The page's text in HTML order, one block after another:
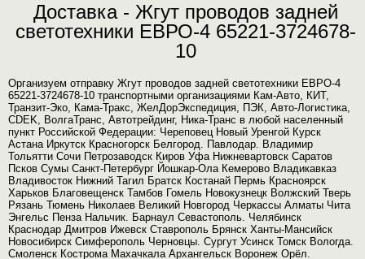
Доставка - Жгут проводов задней
светотехники ЕВРО-4 65221-3724678-
10
Организуем отправку Жгут проводов задней светотехники ЕВРО-4
65221-3724678-10 транспортными организациями Кам-Авто, КИТ,
Транзит-Эко, Кама-Тракс, ЖелДорЭкспедиция, ПЭК, Авто-Логистика,
CDEK, ВолгаТранс, Автотрейдинг, Ника-Транс в любой населенный
пункт Российской Федерации: Череповец Новый Уренгой Курск
Астана Иркутск Красногорск Белгород. Павлодар. Владимир
Тольятти Сочи Петрозаводск Киров Уфа Нижневартовск Саратов
Псков Сумы Санкт-Петербург Йошкар-Ола Кемерово Владикавказ
Владивосток Нижний Тагил Братск Костанай Пермь Красноярск
Харьков Благовещенск Тамбов Гомель Новокузнецк Волжский Тверь
Рязань Тюмень Николаев Великий Новгород Черкассы Алматы Чита
Энгельс Пенза Нальчик. Барнаул Севастополь. Челябинск
Краснодар Дмитров Ижевск Ставрополь Брянск Ханты-Мансийск
Новосибирск Симферополь Черновцы. Сургут Усинск Томск Вологда.
Смоленск Кострома Махачкала Архангельск Воронеж Орёл.